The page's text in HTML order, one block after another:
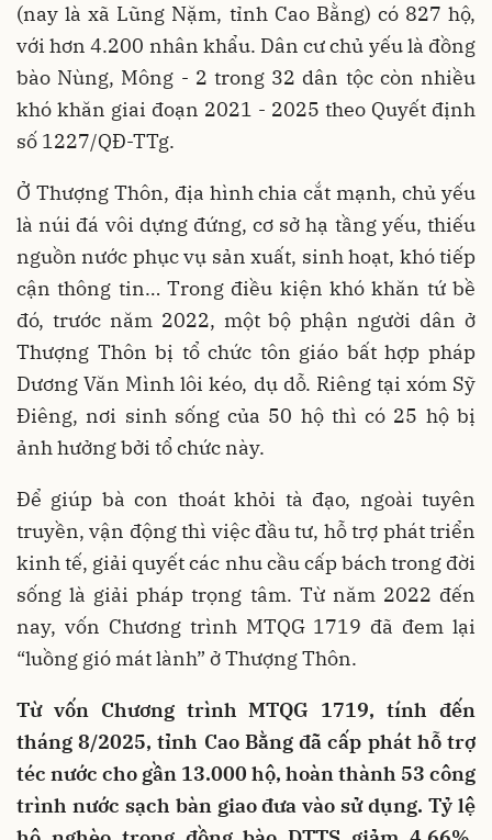
(nay là xã Lũng Nặm, tỉnh Cao Bằng) có 827 hộ,
với hơn 4.200 nhân khẩu. Dân cư chủ yếu là đồng
bào Nùng, Mông - 2 trong 32 dân tộc còn nhiều
khó khăn giai đoạn 2021 - 2025 theo Quyết định
số 1227/QĐ-TTg.
Ở Thượng Thôn, địa hình chia cắt mạnh, chủ yếu
là núi đá vôi dựng đứng, cơ sở hạ tầng yếu, thiếu
nguồn nước phục vụ sản xuất, sinh hoạt, khó tiếp
cận thông tin… Trong điều kiện khó khăn tứ bề
đó, trước năm 2022, một bộ phận người dân ở
Thượng Thôn bị tổ chức tôn giáo bất hợp pháp
Dương Văn Mình lôi kéo, dụ dỗ. Riêng tại xóm Sỹ
Điêng, nơi sinh sống của 50 hộ thì có 25 hộ bị
ảnh hưởng bởi tổ chức này.
Để giúp bà con thoát khỏi tà đạo, ngoài tuyên
truyền, vận động thì việc đầu tư, hỗ trợ phát triển
kinh tế, giải quyết các nhu cầu cấp bách trong đời
sống là giải pháp trọng tâm. Từ năm 2022 đến
nay, vốn Chương trình MTQG 1719 đã đem lại
“luồng gió mát lành” ở Thượng Thôn.
Từ vốn Chương trình MTQG 1719, tính đến
tháng 8/2025, tỉnh Cao Bằng đã cấp phát hỗ trợ
téc nước cho gần 13.000 hộ, hoàn thành 53 công
trình nước sạch bàn giao đưa vào sử dụng. Tỷ lệ